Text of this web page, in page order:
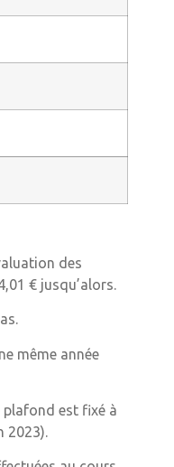
des
€ jusqu’alors.
même année
est fixé à
2023).